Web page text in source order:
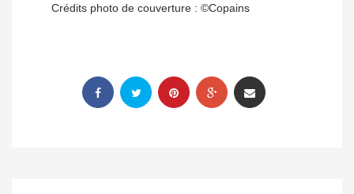
Crédits photo de couverture : ©Copains